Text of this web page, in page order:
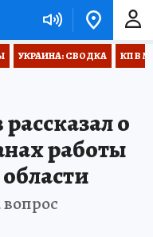
УКРАИНА: СВОДКА КП В
о
работы
вопрос